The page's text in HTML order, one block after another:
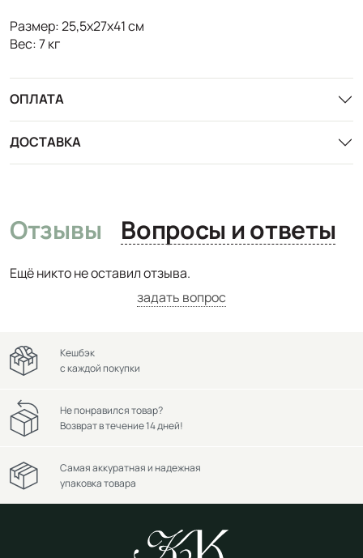
Размер: 25,5х27х41 см
Вес: 7 кг
ОПЛАТА
ДОСТАВКА
Отзывы Вопросы и ответы
Ещё никто не оставил отзыва.
задать вопрос
Кешбэк
с каждой покупки
Не понравился товар?
Возврат в течение 14 дней!
Самая аккуратная и надежная
упаковка товара